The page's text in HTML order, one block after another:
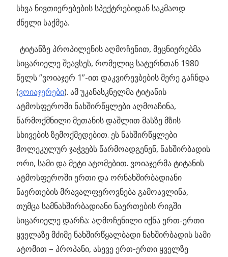
სხვა ნივთიერებების სპექტრებიდან საკმაოდ
ძნელი საქმეა.
ტიტანზე პროპილენის აღმოჩენით, მეცნიერებმა
სიცარიელე შეავსეს, რომელიც სატურნთან 1980
წელს ”ვოიაჯერ 1”-ით დაკვირევბების მერე გაჩნდა
(ვოიაჯერები). ამ უკანასკნელმა ტიტანის
ატმოსფეროში ნახშირწყლები აღმოაჩინა,
წარმოქმნილი მეთანის დაშლით მასზე მზის
სხივების ზემოქმედებით. ეს ნახშირწყლები
მოლეკულურ ჯაჭვებს წარმოადგენენ, ნახშირბადის
ორი, სამი და მეტი ატომებით. ვოიაჯერმა ტიტანის
ატმოსფეროში ერთი და ორნახშირბადიანი
ნაერთების მრავალფეროვნება გამოავლინა,
თუმცა სამნახშირბადიანი ნაერთების რიგში
სიცარიელე დარჩა: აღმოჩენილი იქნა ერთ-ერთი
ყველაზე მძიმე ნახშირწყალბადი ნახშირბადის სამი
ატომით – პროპანი, ასევე ერთ-ერთი ყველზე